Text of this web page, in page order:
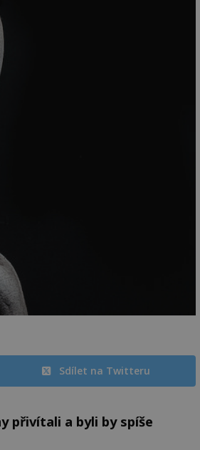
Sdílet na Twitteru
přivítali a byli by spíše